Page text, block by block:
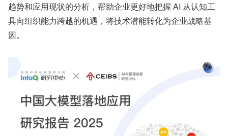
趋势和应用现状的分析，帮助企业更好地把握 AI 从认知工
具向组织能力跨越的机遇，将技术潜能转化为企业战略基
因。